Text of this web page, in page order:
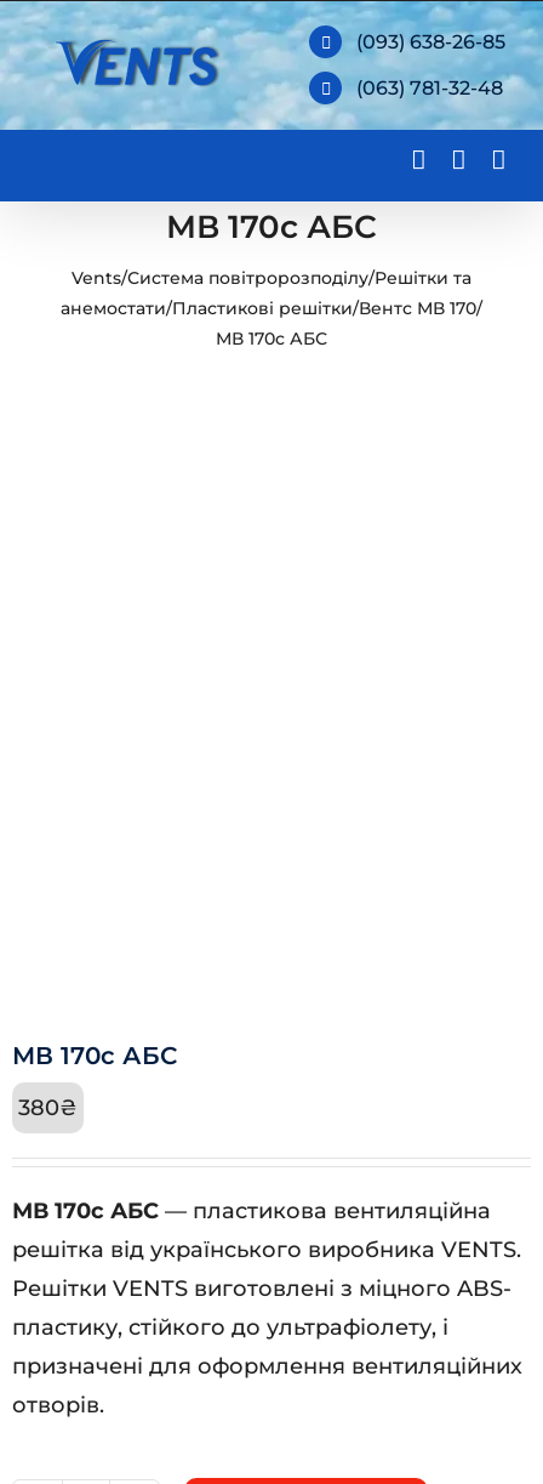
Skip
to
content
(093) 638-26-85
(063) 781-32-48
МВ 170с АБС
Vents/Система повітророзподілу/Решітки та
анемостати/Пластикові решітки/Вентс МВ 170/
МВ 170с АБС
МВ 170с АБС
380₴
МВ 170с АБС — пластикова вентиляційна
решітка від українського виробника VENTS.
Решітки VENTS виготовлені з міцного ABS-
пластику, стійкого до ультрафіолету, і
призначені для оформлення вентиляційних
отворів.